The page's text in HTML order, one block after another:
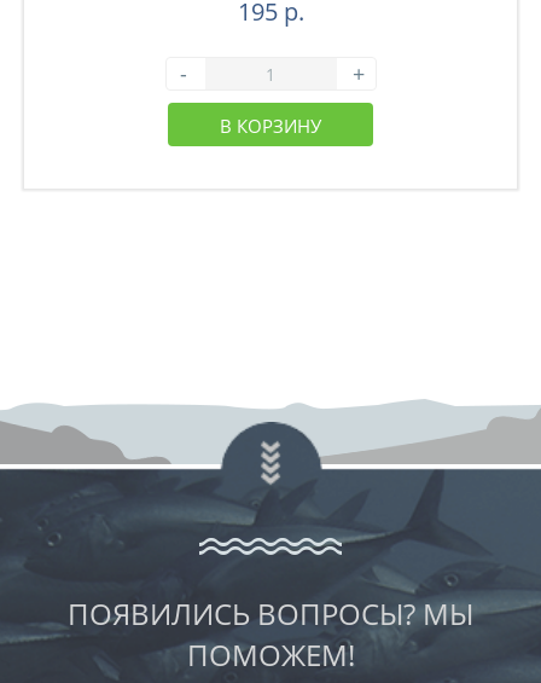
195 р.
- +
В КОРЗИНУ
ПОЯВИЛИСЬ ВОПРОСЫ? МЫ
ПОМОЖЕМ!